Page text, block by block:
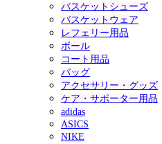
バスケットシューズ
バスケットウェア
レフェリー用品
ボール
コート用品
バッグ
アクセサリー・グッズ
ケア・サポーター用品
adidas
ASICS
NIKE